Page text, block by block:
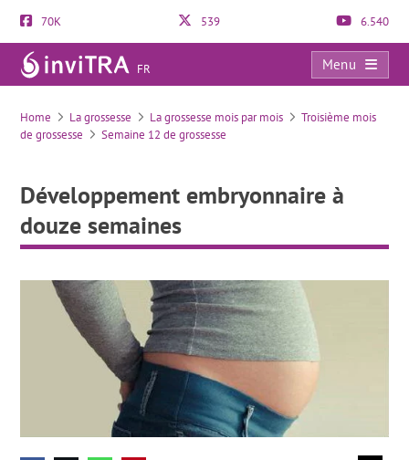
70K 539 6.540
FR
Menu
Développement embryonnaire à douze semaines
Home La grossesse La grossesse mois par mois
Troisième mois
de grossesse
Semaine 12 de grossesse
Développement embryonnaire à
douze semaines